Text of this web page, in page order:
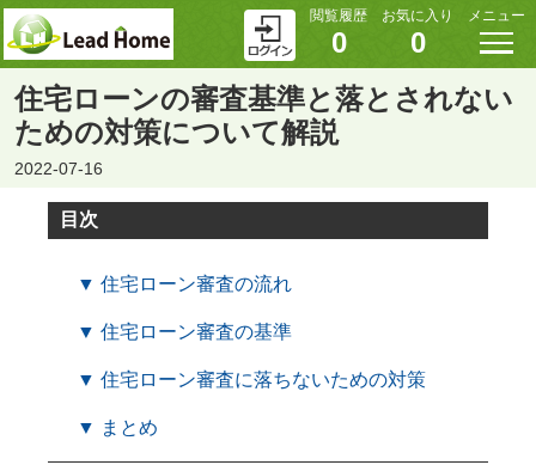
閲覧履歴
0
お気に入り
0
メニュー
住宅ローンの審査基準と落とされない
ための対策について解説
2022-07-16
目次
▼ 住宅ローン審査の流れ
▼ 住宅ローン審査の基準
▼ 住宅ローン審査に落ちないための対策
▼ まとめ